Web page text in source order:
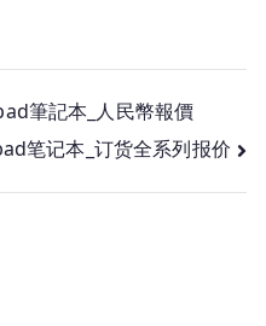
筆記本_人民幣報價
笔记本_订货全系列报价